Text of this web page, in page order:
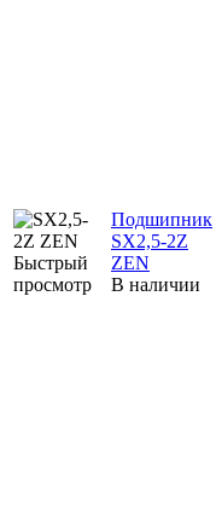
Быстрый
просмотр
Подшипник
SX2,5-2Z
ZEN
В наличии